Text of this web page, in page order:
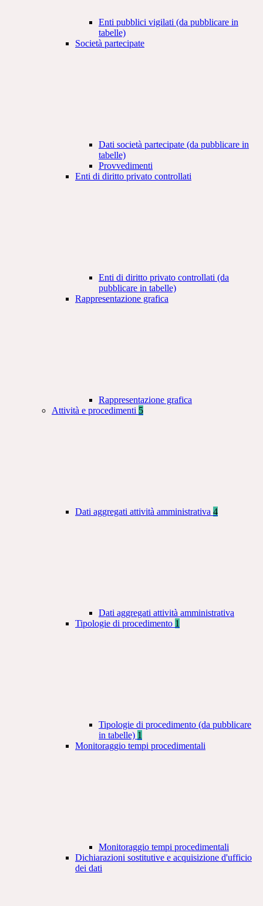
Enti pubblici vigilati (da pubblicare in
tabelle)
Società partecipate
Dati società partecipate (da pubblicare in
tabelle)
Provvedimenti
Enti di diritto privato controllati
Enti di diritto privato controllati (da
pubblicare in tabelle)
Rappresentazione grafica
Rappresentazione grafica
Attività e procedimenti 5
Dati aggregati attività amministrativa 4
Dati aggregati attività amministrativa
Tipologie di procedimento 1
Tipologie di procedimento (da pubblicare
in tabelle) 1
Monitoraggio tempi procedimentali
Monitoraggio tempi procedimentali
Dichiarazioni sostitutive e acquisizione d'ufficio
dei dati